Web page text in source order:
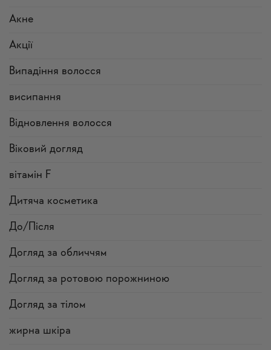
Акне
Акції
Випадіння волосся
висипання
Відновлення волосся
Віковий догляд
вітамін F
Дитяча косметика
До/Після
Догляд за обличчям
Догляд за ротовою порожниною
Догляд за тілом
жирна шкіра